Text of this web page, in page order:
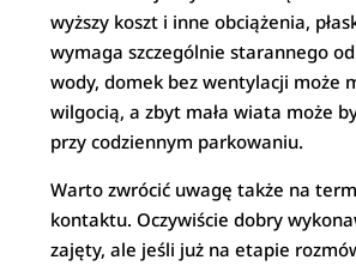
wyższy koszt i inne obciążenia,
wymaga szczególnie starannego
wody, domek bez wentylacji może
wilgocią, a zbyt mała wiata może
przy codziennym parkowaniu.
Warto zwrócić uwagę także na
kontaktu. Oczywiście dobry
zajęty, ale jeśli już na etapie